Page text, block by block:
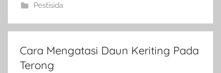
Pestisida
Cara Mengatasi Daun Keriting Pada
Terong